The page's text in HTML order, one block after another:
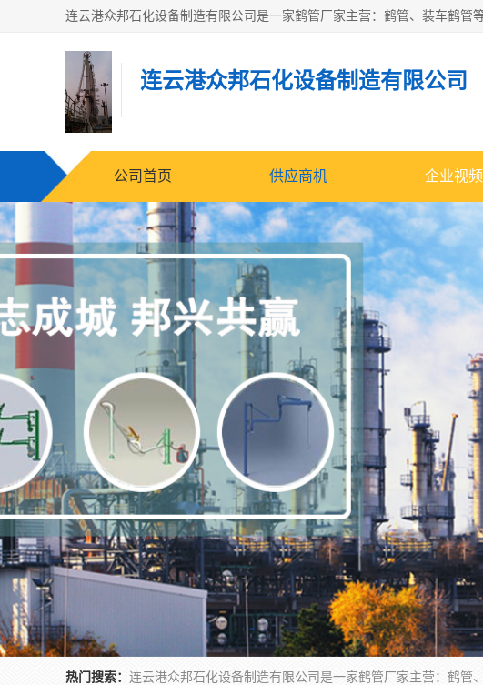
连云港众邦石化设备制造有限公司
公司首页 供应商机 企业视频
热门搜索：